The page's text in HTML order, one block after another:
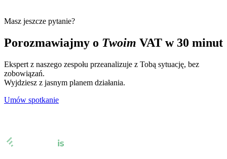
Masz jeszcze pytanie?
Porozmawiajmy o Twoim VAT w 30 minut
Ekspert z naszego zespołu przeanalizuje z Tobą sytuację, bez
zobowiązań.
Wyjdziesz z jasnym planem działania.
Umów spotkanie